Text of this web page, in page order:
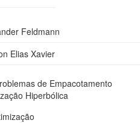
Feldmann
Elias Xavier
de Empacotamento
Hiperbólica